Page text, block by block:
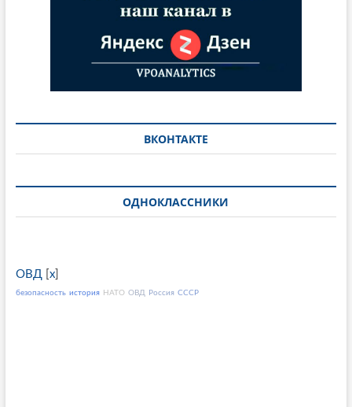
ВКОНТАКТЕ
ОДНОКЛАССНИКИ
ОВД[ x]
безопасность история НАТО ОВД Россия СССР